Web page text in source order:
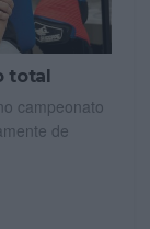
total
campeonato
de